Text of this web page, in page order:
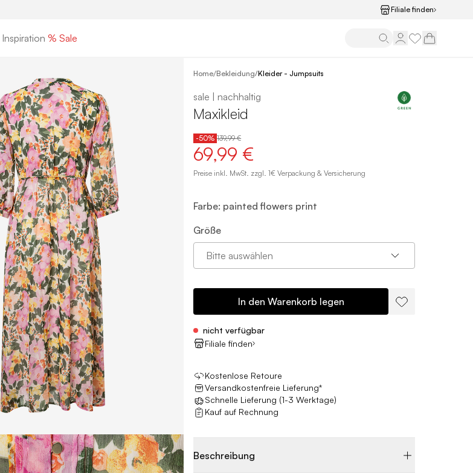
Filiale finden
Inspiration % Sale
Home/Bekleidung/Kleider - Jumpsuits
sale | nachhaltig
Maxikleid
-50% 139,99 €
69,99 €
Preise inkl. MwSt. zzgl. 1€ Verpackung & Versicherung
Farbe: painted flowers print
Größe
Bitte auswählen
In den Warenkorb legen
nicht verfügbar
Filiale finden
Kostenlose Retoure
Versandkostenfreie Lieferung*
Schnelle Lieferung (1-3 Werktage)
Kauf auf Rechnung
Beschreibung